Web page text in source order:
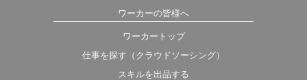
ワーカーの皆様へ
ワーカートップ
仕事を探す（クラウドソーシング）
スキルを出品する